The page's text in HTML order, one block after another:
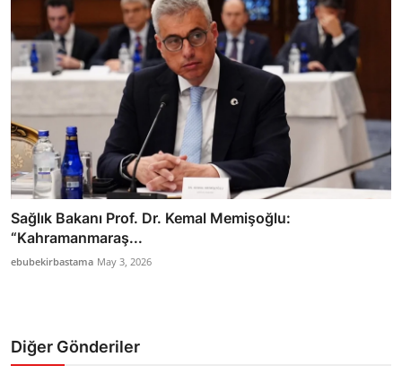
Sağlık Bakanı Prof. Dr. Kemal Memişoğlu:
“Kahramanmaraş...
ebubekirbastama May 3, 2026
Diğer Gönderiler